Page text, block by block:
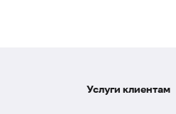
Услуги клиентам